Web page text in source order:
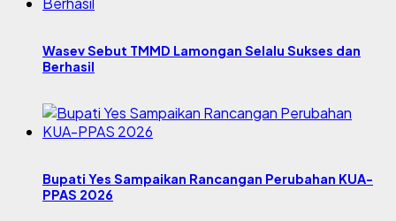
Wasev Sebut TMMD Lamongan Selalu Sukses dan
Berhasil
Bupati Yes Sampaikan Rancangan Perubahan KUA-
PPAS 2026